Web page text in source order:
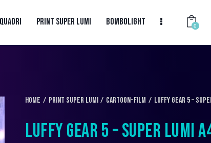
QUADRI PRINT SUPER LUMI BOMBOLIGHT 0
Home PRINT SUPER LUMI Cartoon-Film Luffy Gear 5 –
LUFFY GEAR 5 – SUPER LUMI